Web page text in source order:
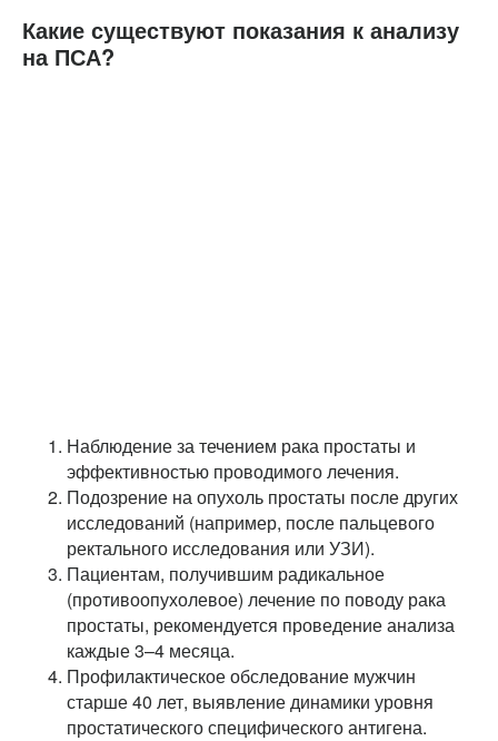
Какие существуют показания к анализу
на ПСА?
Наблюдение за течением рака простаты и
эффективностью проводимого лечения.
Подозрение на опухоль простаты после других
исследований (например, после пальцевого
ректального исследования или УЗИ).
Пациентам, получившим радикальное
(противоопухолевое) лечение по поводу рака
простаты, рекомендуется проведение анализа
каждые 3–4 месяца.
Профилактическое обследование мужчин
старше 40 лет, выявление динамики уровня
простатического специфического антигена.